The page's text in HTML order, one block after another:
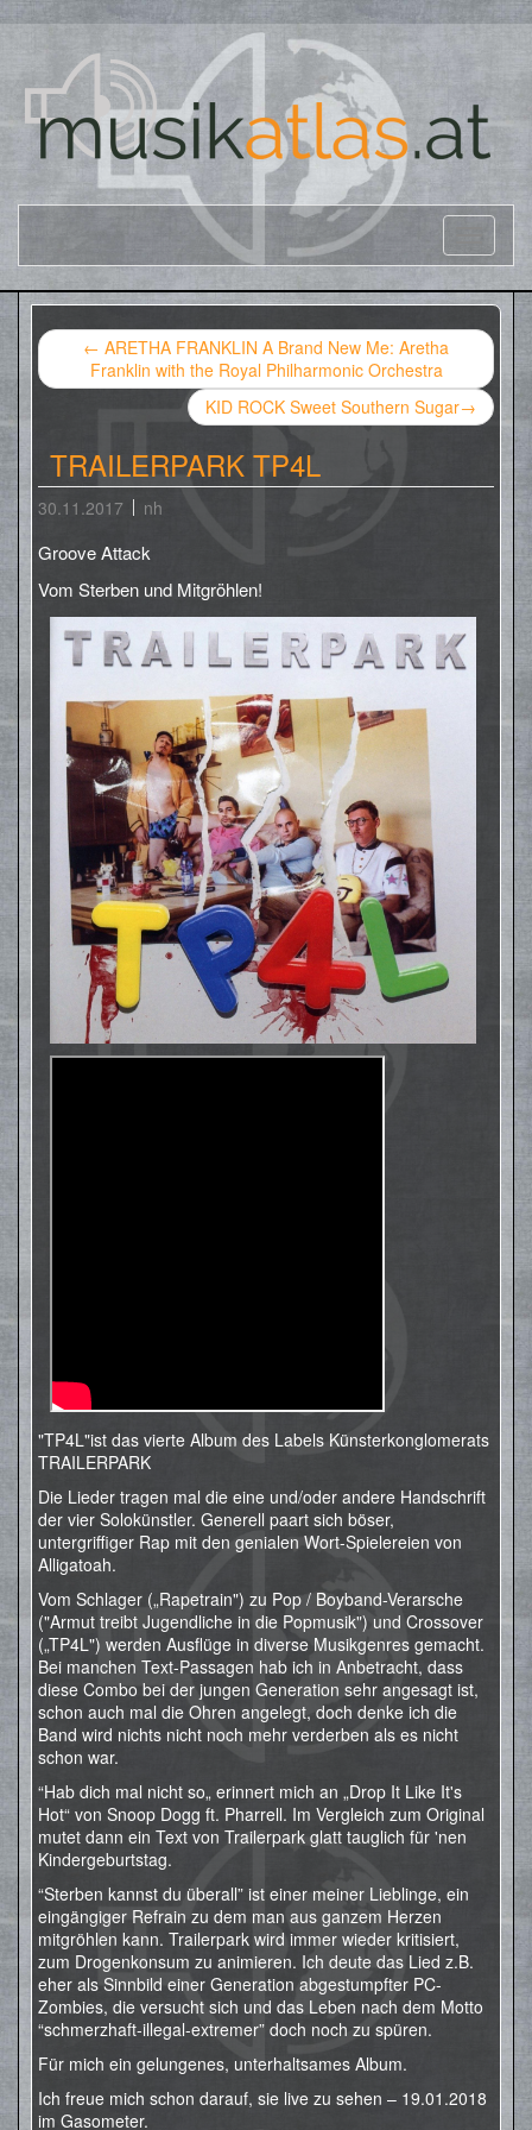
← ARETHA FRANKLIN A Brand New Me: Aretha
Franklin with the Royal Philharmonic Orchestra
KID ROCK Sweet Southern Sugar→
TRAILERPARK TP4L
30.11.2017 nh
Groove Attack
Vom Sterben und Mitgröhlen!
"TP4L"ist das vierte Album des Labels Künsterkonglomerats
TRAILERPARK
Die Lieder tragen mal die eine und/oder andere Handschrift
der vier Solokünstler. Generell paart sich böser,
untergriffiger Rap mit den genialen Wort-Spielereien von
Alligatoah.
Vom Schlager („Rapetrain") zu Pop / Boyband-Verarsche
("Armut treibt Jugendliche in die Popmusik") und Crossover
(„TP4L") werden Ausflüge in diverse Musikgenres gemacht.
Bei manchen Text-Passagen hab ich in Anbetracht, dass
diese Combo bei der jungen Generation sehr angesagt ist,
schon auch mal die Ohren angelegt, doch denke ich die
Band wird nichts nicht noch mehr verderben als es nicht
schon war.
“Hab dich mal nicht so„ erinnert mich an „Drop It Like It's
Hot“ von Snoop Dogg ft. Pharrell. Im Vergleich zum Original
mutet dann ein Text von Trailerpark glatt tauglich für 'nen
Kindergeburtstag.
“Sterben kannst du überall” ist einer meiner Lieblinge, ein
eingängiger Refrain zu dem man aus ganzem Herzen
mitgröhlen kann. Trailerpark wird immer wieder kritisiert,
zum Drogenkonsum zu animieren. Ich deute das Lied z.B.
eher als Sinnbild einer Generation abgestumpfter PC-
Zombies, die versucht sich und das Leben nach dem Motto
“schmerzhaft-illegal-extremer” doch noch zu spüren.
Für mich ein gelungenes, unterhaltsames Album.
Ich freue mich schon darauf, sie live zu sehen – 19.01.2018
im Gasometer.